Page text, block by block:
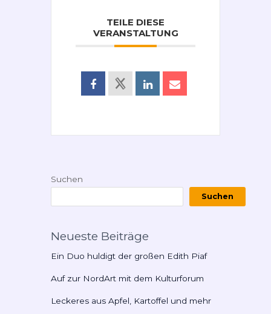
TEILE DIESE
VERANSTALTUNG
Suchen
Suchen
Neueste Beiträge
Ein Duo huldigt der großen Edith Piaf
Auf zur NordArt mit dem Kulturforum
Leckeres aus Apfel, Kartoffel und mehr